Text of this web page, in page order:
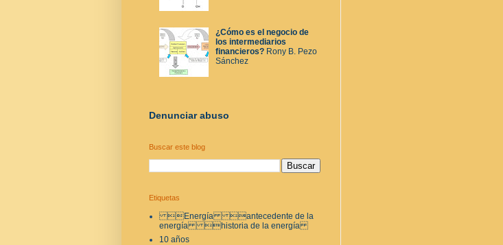
¿Cómo es el negocio de
los intermediarios
financieros?Rony B. Pezo
Sánchez
Denunciar abuso
Buscar este blog
Etiquetas
Energía antecedente de la
energía historia de la energía
10 años